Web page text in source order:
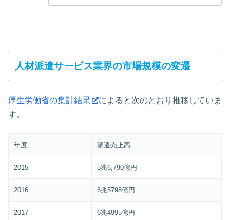
人材派遣サービス業界の市場規模の変遷
厚生労働省の集計結果
によると次のとおり推移していま
す。
年度 派遣売上高
2015 5兆6,790億円
2016 6兆5798億円
2017 6兆4995億円